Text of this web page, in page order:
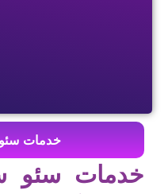
خدمات
خدمات سئو